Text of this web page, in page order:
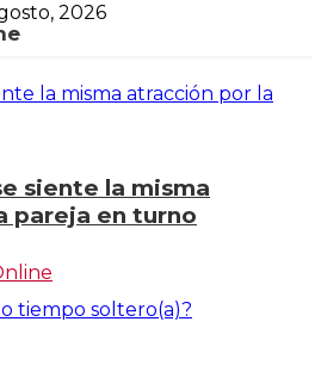
2026
siente la misma
pareja en turno